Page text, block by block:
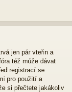
jen pár vteřin a
též může dávat
registrací se
pro použití a
si přečtete jakákoliv